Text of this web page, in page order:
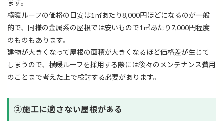
ます。
横暖ルーフの価格の目安は1㎡あたり8,000円ほどになるのが一般
的で、同様の金属系の屋根では安いもので1㎡あたり7,000円程度
のものもあります。
建物が大きくなって屋根の面積が大きくなるほど価格差が生じて
しまうので、横暖ルーフを採用する際には後々のメンテナンス費用
のことまで考えた上で検討する必要があります。
➁施工に適さない屋根がある